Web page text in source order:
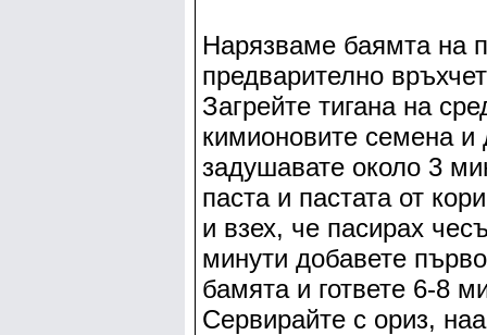
Нарязваме баямта на
предварително
Загрейте тигана на
кимионовите семена и
задушавате около 3
паста и пастата от
и взех, че пасирах
минути добавете
бамята и гответе 6-8
Сервирайте с ориз,